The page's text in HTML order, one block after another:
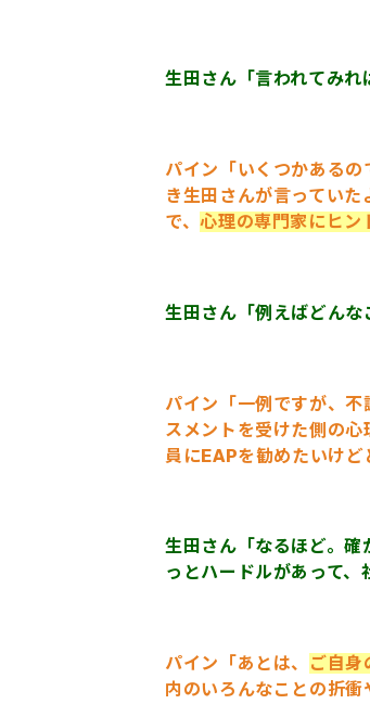
生田さん「言われてみれ
パイン「いくつかある
き生田さんが言ってい
で、心理の専門家にヒン
生田さん「例えばどんな
パイン「一例ですが、
スメントを受けた側の
員にEAPを勧めたいけ
生田さん「なるほど。確
っとハードルがあって、
パイン「あとは、 ご自身
内のいろんなことの折